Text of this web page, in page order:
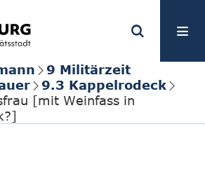
9 Militärzeit
9.3 Kappelrodeck
[mit Weinfass in